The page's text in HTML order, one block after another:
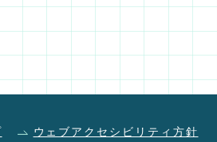
ウェブアクセシビリティ方針